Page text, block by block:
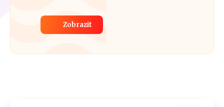
Zobrazit